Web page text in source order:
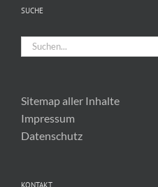
SUCHE
Suche
Sitemap aller Inhalte
Impressum
Datenschutz
KONTAKT